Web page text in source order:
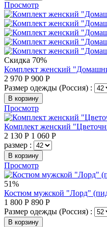
Просмотр
Скидка 70%
Комплект женский
2 970 Р 900 Р
Размер одежды (Россия) :
В корзину
Просмотр
Комплект женский
2 130 Р 1 060 Р
размер :
В корзину
Просмотр
51%
Костюм мужской "Лорд"
1 800 Р 890 Р
Размер одежды (Россия) :
В корзину